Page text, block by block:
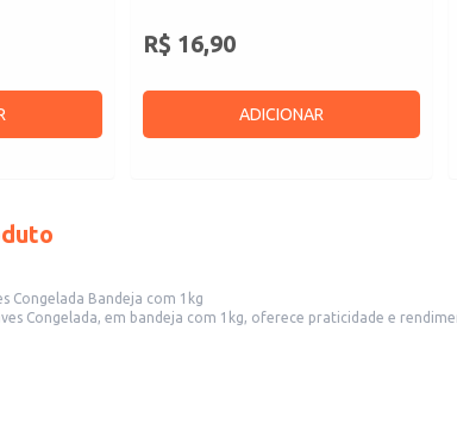
R$ 16,90
ADICIONAR
Congelada Bandeja com 1kg
com 1kg, oferece praticidade e rendimento para diversos usos. Ideal para restaurantes, lanchonetes, bares e outros